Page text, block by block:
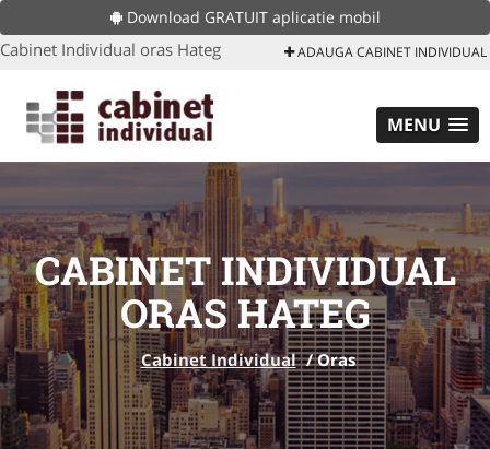
Download GRATUIT aplicatie mobil
Cabinet Individual oras Hateg ADAUGA CABINET INDIVIDUAL
MENU
CABINET INDIVIDUAL
ORAS HATEG
Cabinet Individual /Oras